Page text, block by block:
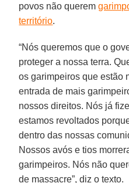
povos não querem
território.
“Nós queremos que o
proteger a nossa terra.
os garimpeiros que estão
entrada de mais
nossos direitos. Nós já
estamos revoltados
dentro das nossas
Nossos avós e tios
garimpeiros. Nós não
de massacre”, diz o texto.